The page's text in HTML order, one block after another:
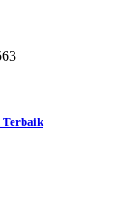
Terbaik